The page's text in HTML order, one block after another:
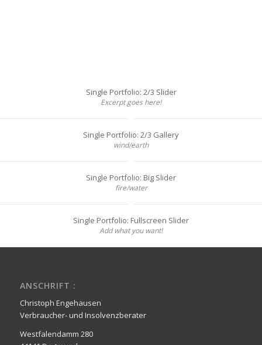
Single Portfolio: 2/3 Slider
Excerpt goes here!
Single Portfolio: 2/3 Gallery
wind/earth
Single Portfolio: Big Slider
fire/water
Single Portfolio: Fullscreen Slider
Add what you want!
ANSCHRIFT :
Christoph Engehausen
Verbraucher- und Insolvenzberater
Westfalendamm 280